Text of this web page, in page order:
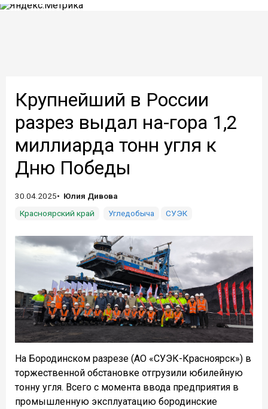
Крупнейший в России
разрез выдал на-гора 1,2
миллиарда тонн угля к
Дню Победы
30.04.2025
Юлия Дивова
Красноярский край
Угледобыча СУЭК
На Бородинском разрезе (АО «СУЭК-Красноярск») в
торжественной обстановке отгрузили юбилейную
тонну угля. Всего с момента ввода предприятия в
промышленную эксплуатацию бородинские